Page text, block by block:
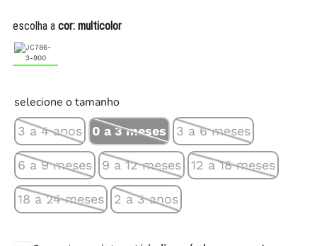
escolha a cor: multicolor
selecione o tamanho
3 a 4 anos 0 a 3 meses 3 a 6 meses
6 a 9 meses 9 a 12 meses 12 a 18 meses
18 a 24 meses 2 a 3 anos